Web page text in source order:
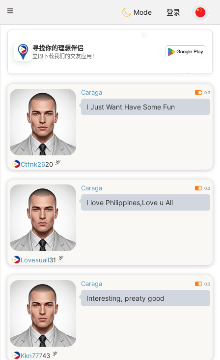
PhilippinesChat
Toggle
Mode 登录
💖
💕
寻找你的理想伴侣
立即下载我们的交友应用！
Caraga 0.3
I Just Want Have Some Fun
Ctfnk2620 岁
Caraga 0.3
I love Philippines,Love u All
Lovesuall31 岁
Caraga 0.3
Interesting, preaty good
Kkn77743 岁